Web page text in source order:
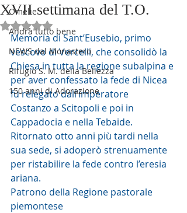
Omelie
Andrà tutto bene
NEWS dal Monastero
Rifugio S. M. della Bellezza
150 anni di Adorazione
XVII settimana del T.O.
Valutazione NaN stelle su 5.
Memoria di Sant’Eusebio, primo
vescovo di Vercelli, che consolidò la
Chiesa in tutta la regione subalpina e
per aver confessato la fede di Nicea
fu relegato dall’imperatore
Costanzo a Scitopoli e poi in
Cappadocia e nella Tebaide.
Ritornato otto anni più tardi nella
sua sede, si adoperò strenuamente
per ristabilire la fede contro l’eresia
ariana.
Patrono della Regione pastorale
piemontese